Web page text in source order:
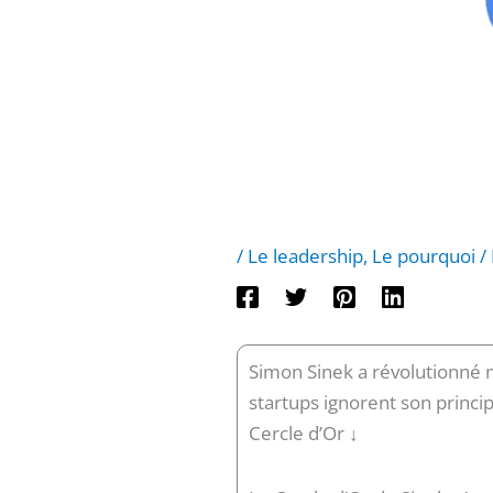
/ Le leadership, Le pourquoi /
Simon Sinek a révolutionné
startups ignorent son
Cercle d’Or ↓